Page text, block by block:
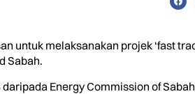
untuk melaksanakan projek ‘fast
Sabah.
Energy Commission of